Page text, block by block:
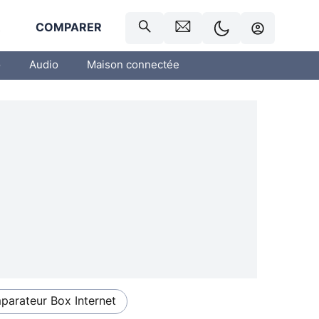
COMPARER
Audio Maison connectée
Box Internet